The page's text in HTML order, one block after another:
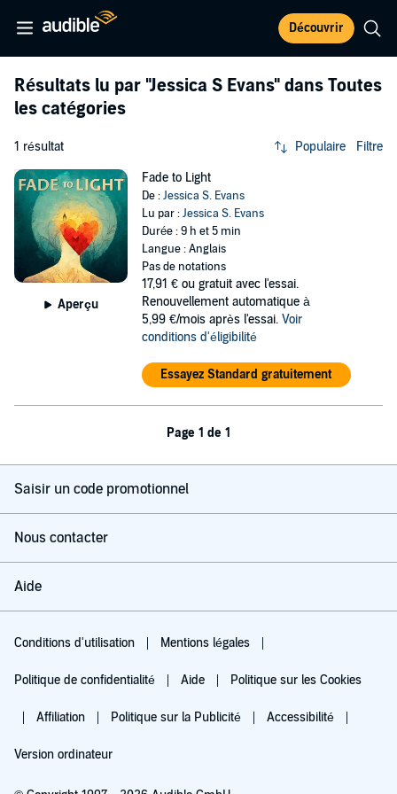
Découvrir
Résultats lu par "Jessica S Evans" dans Toutes
les catégories
1 résultat Populaire Filtre
Aperçu
Fade to Light
De :Jessica S. Evans
Lu par :Jessica S. Evans
Durée : 9 h et 5 min
Langue : Anglais
Pas de notations
17,91 € ou gratuit avec l'essai.
Renouvellement automatique à
5,99 €/mois après l'essai. Voir
conditions d'éligibilité
Essayez Standard gratuitement
Page 1 de 1
Saisir un code promotionnel
Nous contacter
Aide
Conditions d'utilisation Mentions légales
Politique de confidentialité Aide Politique sur les Cookies
Affiliation Politique sur la Publicité Accessibilité
Version ordinateur